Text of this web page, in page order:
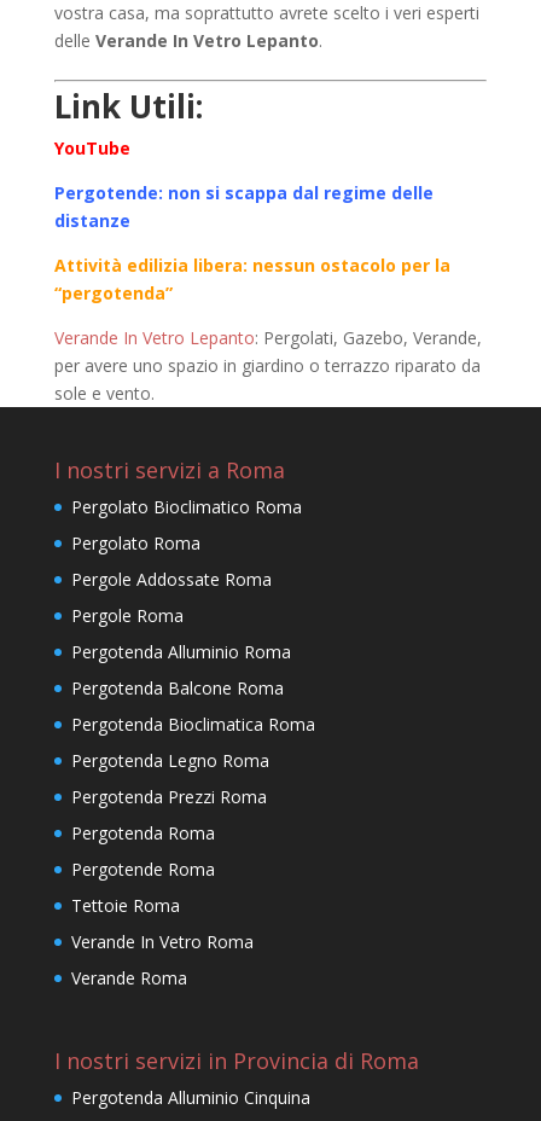
vostra casa, ma soprattutto avrete scelto i veri esperti
delle Verande In Vetro Lepanto.
Link Utili:
YouTube
Pergotende: non si scappa dal regime delle
distanze
Attività edilizia libera: nessun ostacolo per la
“pergotenda”
Verande In Vetro Lepanto: Pergolati, Gazebo, Verande,
per avere uno spazio in giardino o terrazzo riparato da
sole e vento.
I nostri servizi a Roma
Pergolato Bioclimatico Roma
Pergolato Roma
Pergole Addossate Roma
Pergole Roma
Pergotenda Alluminio Roma
Pergotenda Balcone Roma
Pergotenda Bioclimatica Roma
Pergotenda Legno Roma
Pergotenda Prezzi Roma
Pergotenda Roma
Pergotende Roma
Tettoie Roma
Verande In Vetro Roma
Verande Roma
I nostri servizi in Provincia di Roma
Pergotenda Alluminio Cinquina